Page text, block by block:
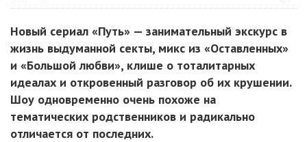
Новый сериал «Путь» — занимательный экскурс в
жизнь выдуманной секты, микс из «Оставленных»
и «Большой любви», клише о тоталитарных
идеалах и откровенный разговор об их крушении.
Шоу одновременно очень похоже на
тематических родственников и радикально
отличается от последних.